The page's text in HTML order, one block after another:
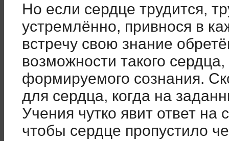
Но если сердце трудится,
устремлённо, привнося в
встречу свою знание
возможности такого
формируемого сознания.
для сердца, когда на
Учения чутко явит ответ
чтобы сердце пропустило